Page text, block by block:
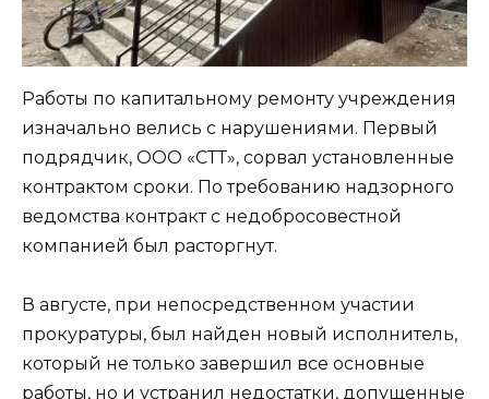
Работы по капитальному ремонту учреждения
изначально велись с нарушениями. Первый
подрядчик, ООО «СТТ», сорвал установленные
контрактом сроки. По требованию надзорного
ведомства контракт с недобросовестной
компанией был расторгнут.
В августе, при непосредственном участии
прокуратуры, был найден новый исполнитель,
который не только завершил все основные
работы, но и устранил недостатки, допущенные